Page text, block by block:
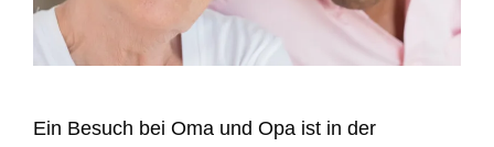
Ein Besuch bei Oma und Opa ist in der